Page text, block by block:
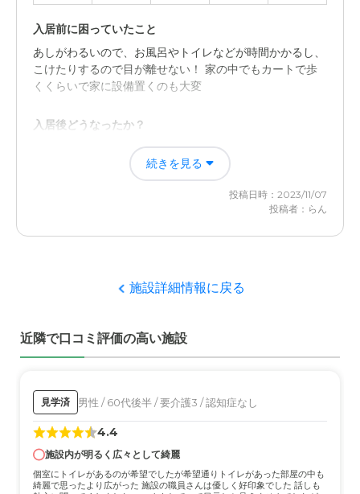
料金費用について
年金額では足らない事もあり入居を拒否した理由の一つで
はありました。身体が動けなくなった時に1番安い施設で
いいと言っています。
入居前に困っていたこと
あしがわるいので、お風呂やトイレなどが時間かかるし、
こけたりするので目が離せない！ 家の中でもカートで歩
くくらいで家に設備置くのも大変
入居後どうなったか？
自分の時間もできたので、買い物入ったりできるようにな
ったのはありがたいです。 入居ではないので、全て助か
職員・スタッフ・他入居者の雰囲気について
内がいなくなった時の対応はわからないのでわかりませ
ん。
外観・内装・居室・設備について
程よく綺麗なのでよかったです。あとは問題とくにはあり
ませんでした！いい環境だと思う。
介護医療サービスについて
続きを見る
投稿日時：2023/11/07
投稿者：らん
施設詳細情報に戻る
近隣で口コミ評価の高い施設
見学済 男性 / 60代後半 / 要介護3 / 認知症なし
4.4
施設内が明るく広々として綺麗
個室にトイレがあるのが希望でしたが希望通りトイレがあった部屋の中も
綺麗で思ったより広がった 施設の職員さんは優しく好印象でした 話しも